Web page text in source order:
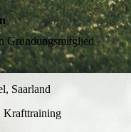
Gründungsmitglied
Saarland
Krafttraining